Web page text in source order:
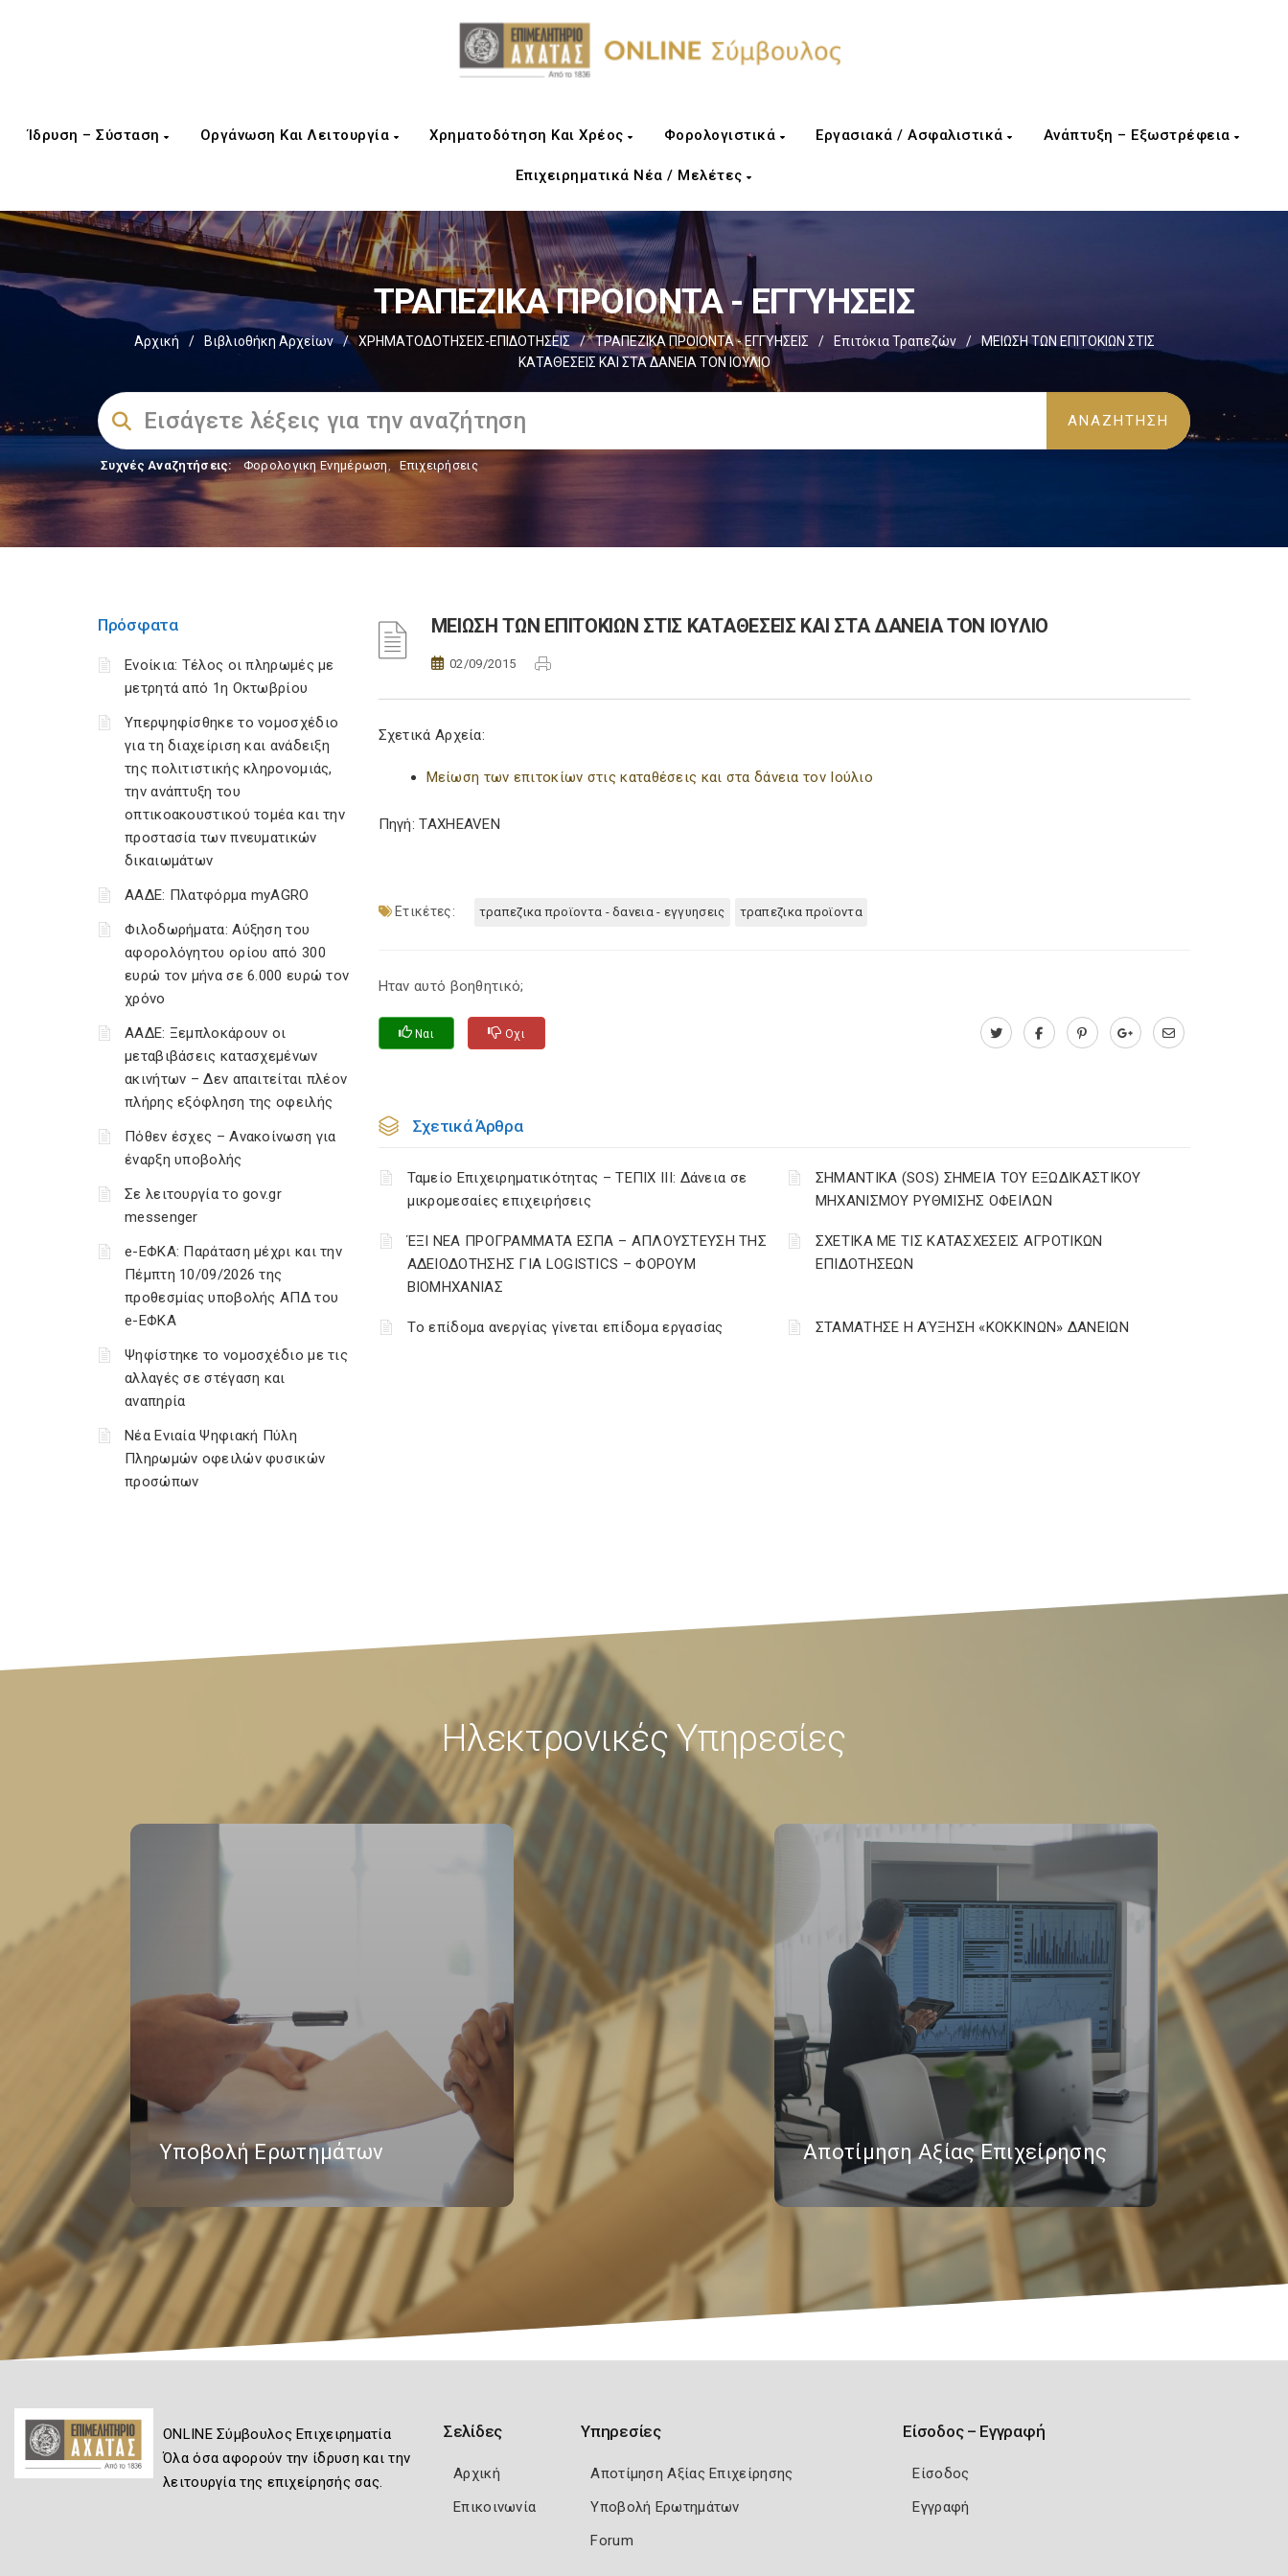
Ίδρυση – Σύσταση Οργάνωση Και Λειτουργία Χρηματοδότηση Και Χρέος Φορολογιστικά Εργασιακά / Ασφαλιστικά Ανάπτυξη – Εξωστρέφεια
Επιχειρηματικά Νέα / Μελέτες
ΤΡΑΠΕΖΙΚΑ ΠΡΟΙΟΝΤΑ - ΕΓΓΥΗΣΕΙΣ
Αρχική / Βιβλιοθήκη Αρχείων / ΧΡΗΜΑΤΟΔΟΤΗΣΕΙΣ-ΕΠΙΔΟΤΗΣΕΙΣ / ΤΡΑΠΕΖΙΚΑ ΠΡΟΙΟΝΤΑ - ΕΓΓΥΗΣΕΙΣ / Επιτόκια Τραπεζών /
ΜΕΙΩΣΗ ΤΩΝ ΕΠΙΤΟΚΙΩΝ ΣΤΙΣ
ΚΑΤΑΘΕΣΕΙΣ ΚΑΙ ΣΤΑ ΔΑΝΕΙΑ ΤΟΝ ΙΟΥΛΙΟ
Συχνές Αναζητήσεις: Φορολογικη Ενημέρωση, Επιχειρήσεις
Πρόσφατα
Ενοίκια: Τέλος οι πληρωμές με
μετρητά από 1η Οκτωβρίου
Υπερψηφίσθηκε το νομοσχέδιο
για τη διαχείριση και ανάδειξη
της πολιτιστικής κληρονομιάς,
την ανάπτυξη του
οπτικοακουστικού τομέα και την
προστασία των πνευματικών
δικαιωμάτων
ΑΑΔΕ: Πλατφόρμα myAGRO
Φιλοδωρήματα: Αύξηση του
αφορολόγητου ορίου από 300
ευρώ τον μήνα σε 6.000 ευρώ τον
χρόνο
ΑΑΔΕ: Ξεμπλοκάρουν οι
μεταβιβάσεις κατασχεμένων
ακινήτων – Δεν απαιτείται πλέον
πλήρης εξόφληση της οφειλής
Πόθεν έσχες – Ανακοίνωση για
έναρξη υποβολής
Σε λειτουργία το gov.gr
messenger
e-ΕΦΚΑ: Παράταση μέχρι και την
Πέμπτη 10/09/2026 της
προθεσμίας υποβολής ΑΠΔ του
e-ΕΦΚΑ
Ψηφίστηκε το νομοσχέδιο με τις
αλλαγές σε στέγαση και
αναπηρία
Νέα Ενιαία Ψηφιακή Πύλη
Πληρωμών οφειλών φυσικών
προσώπων
ΜΕΙΩΣΗ ΤΩΝ ΕΠΙΤΟΚΙΩΝ ΣΤΙΣ ΚΑΤΑΘΕΣΕΙΣ ΚΑΙ ΣΤΑ ΔΑΝΕΙΑ ΤΟΝ ΙΟΥΛΙΟ
02/09/2015
Σχετικά Αρχεία:
Μείωση των επιτοκίων στις καταθέσεις και στα δάνεια τον Ιούλιο
Πηγή: TAXHEAVEN
Ετικέτες: τραπεζικα προϊοντα - δανεια - εγγυησεις τραπεζικα προϊοντα
Ηταν αυτό βοηθητικό;
Ναι Οχι
Σχετικά Άρθρα
Ταμείο Επιχειρηματικότητας – ΤΕΠΙΧ ΙΙΙ: Δάνεια σε
μικρομεσαίες επιχειρήσεις
ΣΗΜΑΝΤΙΚΑ (SOS) ΣΗΜΕΙΑ ΤΟΥ ΕΞΩΔΙΚΑΣΤΙΚΟΥ
ΜΗΧΑΝΙΣΜΟΥ ΡΥΘΜΙΣΗΣ ΟΦΕΙΛΩΝ
ΈΞΙ ΝΕΑ ΠΡΟΓΡΑΜΜΑΤΑ ΕΣΠΑ – AΠΛΟΥΣΤΕΥΣΗ ΤΗΣ
ΑΔΕΙΟΔΟΤΗΣΗΣ ΓΙΑ LOGISTICS – ΦΟΡΟΥΜ
ΒΙΟΜΗΧΑΝΙΑΣ
ΣΧΕΤΙΚΑ ΜΕ ΤΙΣ ΚΑΤΑΣΧΕΣΕΙΣ ΑΓΡΟΤΙΚΩΝ
ΕΠΙΔΟΤΗΣΕΩΝ
Tο επίδομα ανεργίας γίνεται επίδομα εργασίας ΣΤΑΜΑΤΗΣΕ Η ΑΎΞΗΣΗ «ΚΟΚΚΙΝΩΝ» ΔΑΝΕΙΩΝ
Ηλεκτρονικές Υπηρεσίες
Υποβολή Ερωτημάτων Αποτίμηση Αξίας Επιχείρησης
ONLINE Σύμβουλος Επιχειρηματία
Όλα όσα αφορούν την ίδρυση και την
λειτουργία της επιχείρησής σας.
Σελίδες
Αρχική
Επικοινωνία
Υπηρεσίες
Αποτίμηση Αξίας Επιχείρησης
Υποβολή Ερωτημάτων
Forum
Είσοδος – Εγγραφή
Είσοδος
Εγγραφή